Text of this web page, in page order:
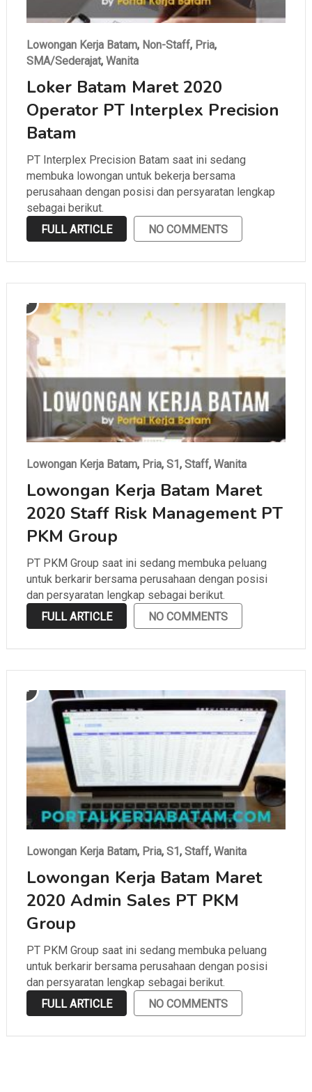
Lowongan Kerja Batam, Non-Staff, Pria,
SMA/Sederajat, Wanita
Loker Batam Maret 2020
Operator PT Interplex Precision
Batam
PT Interplex Precision Batam saat ini sedang
membuka lowongan untuk bekerja bersama
perusahaan dengan posisi dan persyaratan lengkap
sebagai berikut.
FULL ARTICLE
NO COMMENTS
Lowongan Kerja Batam, Pria, S1, Staff, Wanita
Lowongan Kerja Batam Maret
2020 Staff Risk Management PT
PKM Group
PT PKM Group saat ini sedang membuka peluang
untuk berkarir bersama perusahaan dengan posisi
dan persyaratan lengkap sebagai berikut.
FULL ARTICLE
NO COMMENTS
Lowongan Kerja Batam, Pria, S1, Staff, Wanita
Lowongan Kerja Batam Maret
2020 Admin Sales PT PKM
Group
PT PKM Group saat ini sedang membuka peluang
untuk berkarir bersama perusahaan dengan posisi
dan persyaratan lengkap sebagai berikut.
FULL ARTICLE
NO COMMENTS